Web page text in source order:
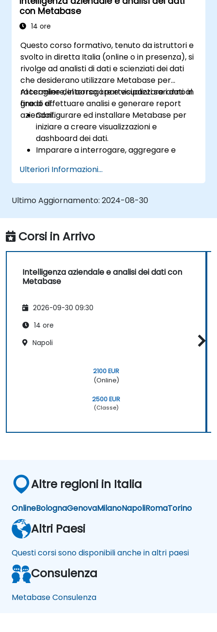
con Metabase
14 ore
Questo corso formativo, tenuto da istruttori e
svolto in diretta Italia (online o in presenza), si
rivolge ad analisti di dati e scienziati dei dati
che desiderano utilizzare Metabase per
raccogliere, interrogare e visualizzare i dati al
fine di effettuare analisi e generare report
aziendali.
Al termine del corso, i partecipanti saranno in
grado di:
Configurare ed installare Metabase per
iniziare a creare visualizzazioni e
dashboard dei dati.
Imparare a interrogare, aggregare e
Metabase.
Sfruttare le funzionalità e gli strumenti di
Metabase per scrivere query SQL.
Creare grafici analitici e dashboard utili ad
ottenere informazioni strategiche per
l'azienda.
Conoscere le migliori pratiche, i consigli
utili nonché le modalità per risolvere
eventuali problemi nell’utilizzo di
Metabase.
Ulteriori Informazioni...
Ultimo Aggiornamento: 2024-08-30
Corsi in Arrivo
Intelligenza aziendale e analisi dei dati con
Metabase
2026-09-30 09:30
14 ore
Napoli
2100 EUR
(Online)
2500 EUR
(Classe)
Altre regioni in Italia
OnlineBolognaGenovaMilanoNapoliRomaTorino
Altri Paesi
Questi corsi sono disponibili anche in altri paesi
Consulenza
Metabase Consulenza